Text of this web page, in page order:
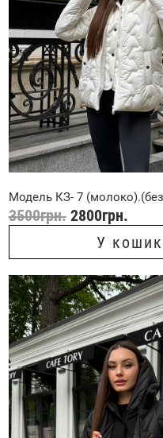
Модель КЗ- 7 (молоко).(без
3500грн. 2800грн.
У кошик